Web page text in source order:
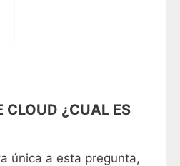
CLOUD ¿CUAL ES
única a esta pregunta,